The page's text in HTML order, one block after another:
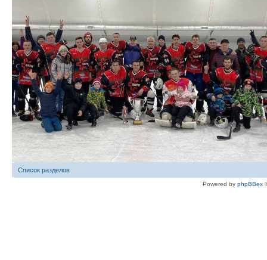
Список разделов
Powered by phpBBex